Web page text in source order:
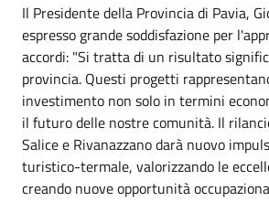
Il Presidente della Provincia di Pavia,
espresso grande soddisfazione per
accordi: "Si tratta di un risultato
provincia. Questi progetti
investimento non solo in termini
il futuro delle nostre comunità. Il
Salice e Rivanazzano darà nuovo
turistico-termale, valorizzando le
creando nuove opportunità